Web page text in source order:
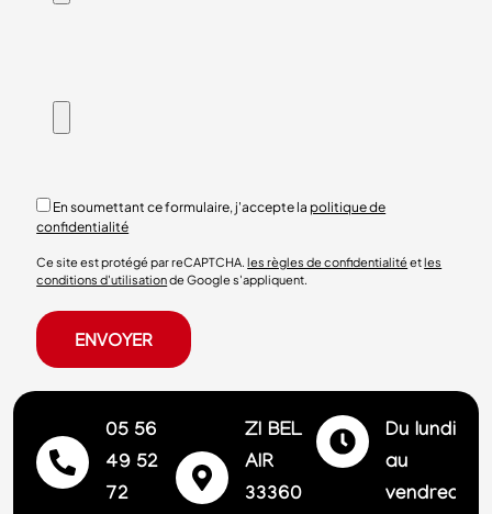
05 56
49 52
72
ZI BEL
AIR
33360
Du lundi
au
vendredi
En soumettant ce formulaire, j'accepte la politique de
confidentialité
Ce site est protégé par reCAPTCHA.les règles de confidentialitéetles
conditions d'utilisationde Google s'appliquent.